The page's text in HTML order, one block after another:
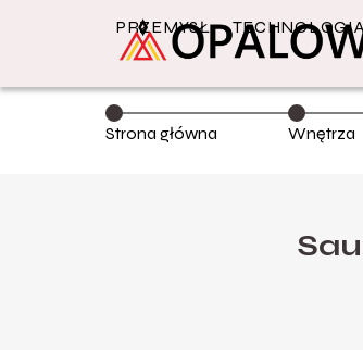
PRZEMYSŁ
Strona główna Wnętrza